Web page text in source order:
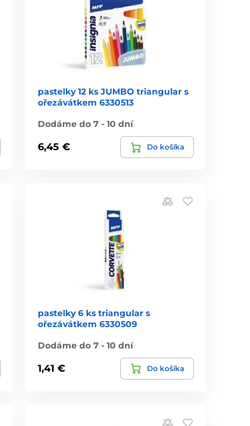
pastelky 12 ks JUMBO triangular s
ořezávátkem 6330513
Dodáme do 7 - 10 dní
6,45 € Do košíka
pastelky 6 ks triangular s
ořezávátkem 6330509
Dodáme do 7 - 10 dní
1,41 € Do košíka